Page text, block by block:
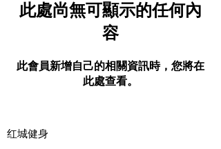
此處尚無可顯示的任何內
容
此會員新增自己的相關資訊時，您將在
此處查看。
红城健身